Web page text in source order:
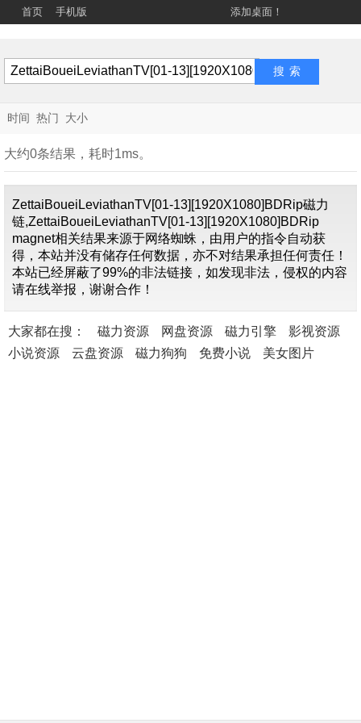
首页 手机版 添加桌面！
时间 热门 大小
大约0条结果，耗时1ms。
找不到关
于"
ZettaiBoueiLeviathanTV[01-13][1920X1080]BDRip磁力
链,ZettaiBoueiLeviathanTV[01-13][1920X1080]BDRip
magnet相关结果来源于网络蜘蛛，由用户的指令自动获
得，本站并没有储存任何数据，亦不对结果承担任何责任！
本站已经屏蔽了99%的非法链接，如发现非法，侵权的内容
请在线举报，谢谢合作！
大家都在搜： 磁力资源 网盘资源 磁力引擎
影视资源
小说资源
云盘资源 磁力狗狗 免费小说 美女图片